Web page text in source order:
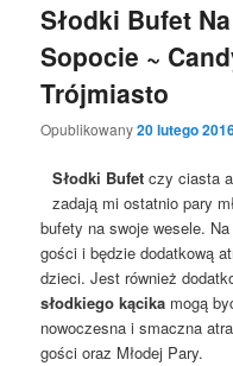
Słodki Bufet
Sopocie ~
Trójmiasto
Opublikowany20 lutego
Słodki Bufet czy ciasta
zadają mi ostatnio pary
bufety na swoje wesele.
gości i będzie dodatkową
dzieci. Jest również
słodkiego kącika mogą
nowoczesna i smaczna
gości oraz Młodej Pary.